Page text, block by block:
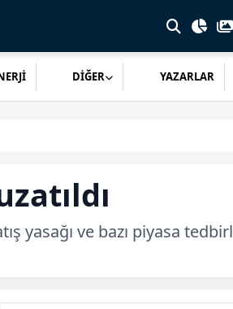
DİĞER YAZARLAR
yasağı ve bazı piyasa